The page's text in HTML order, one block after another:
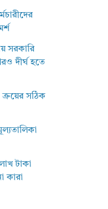
সরকারি
দীর্ঘ হতে
ক্রয়ের সঠিক
টাকা
কারা